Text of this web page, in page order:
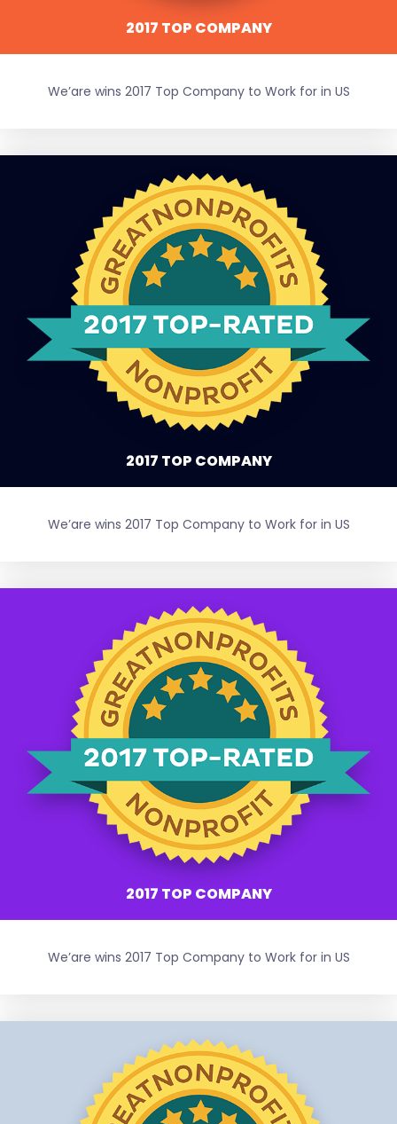
2017 TOP COMPANY
We’are wins 2017 Top Company to Work for in US
2017 TOP COMPANY
We’are wins 2017 Top Company to Work for in US
2017 TOP COMPANY
We’are wins 2017 Top Company to Work for in US